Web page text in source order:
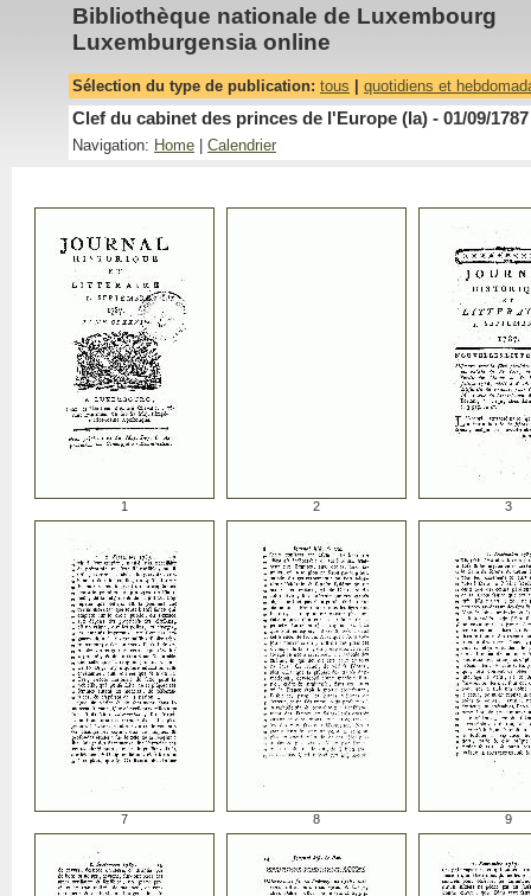
Bibliothèque nationale de Luxembourg
Luxemburgensia online
Sélection du type de publication: tous quotidiens et
Clef du cabinet des princes de l'Europe (la) - 01/09/1787
Navigation: Home Calendrier
1 2 3
7 8 9